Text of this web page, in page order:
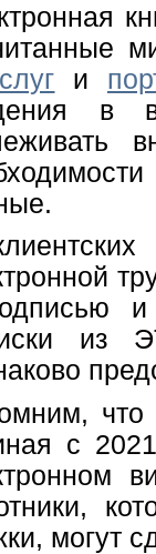
и
в
и
из
что
с
могут